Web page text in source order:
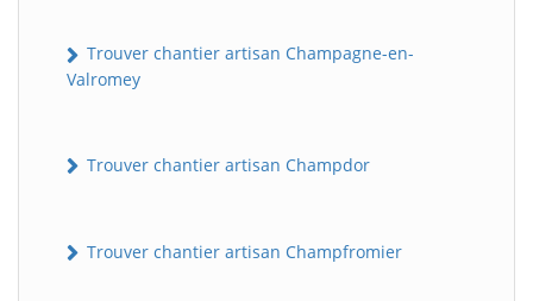
Trouver chantier artisan Champagne-en-
Valromey
Trouver chantier artisan Champdor
Trouver chantier artisan Champfromier